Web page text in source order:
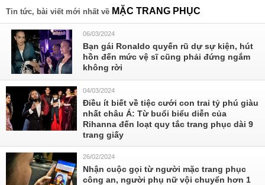
Tin tức, bài viết mới nhất về MẶC TRANG PHỤC
06/03/2024
Bạn gái Ronaldo quyến rũ dự sự kiện, hút
hồn đến mức vệ sĩ cũng phải đứng ngắm
không rời
04/03/2024
Điều ít biết về tiệc cưới con trai tỷ phú giàu
nhất châu Á: Từ buổi biểu diễn của
Rihanna đến loạt quy tắc trang phục dài 9
trang giấy
26/02/2024
Nhận cuộc gọi từ người mặc trang phục
công an, người phụ nữ vội chuyển hơn 1